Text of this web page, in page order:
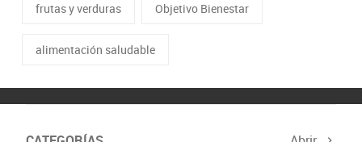
frutas y verduras Objetivo Bienestar
alimentación saludable